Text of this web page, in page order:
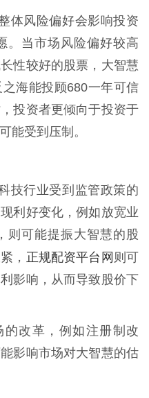
体风险偏好会影响投资
。当市场风险偏好较高
性较好的股票，大智慧
海能投顾680一年可信
投资者更倾向于投资于
能受到压制。
技行业受到监管政策的
利好变化，例如放宽业
则可能提振大智慧的股
， 正规配资平台网 则可
影响，从而导致股价下
改革，例如注册制改
影响市场对大智慧的估